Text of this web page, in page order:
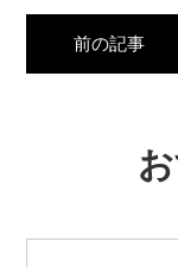
前の記事